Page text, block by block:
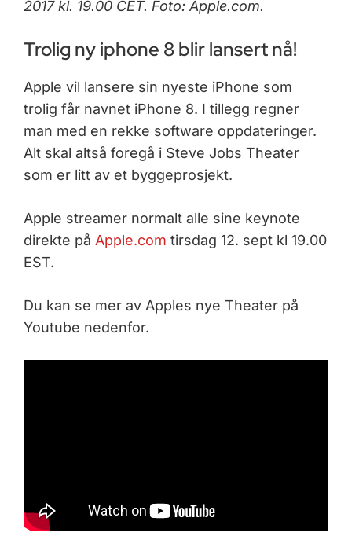
2017 kl. 19.00 CET. Foto: Apple.com.
Trolig ny iphone 8 blir lansert nå!
Apple vil lansere sin nyeste iPhone som
trolig får navnet iPhone 8. I tillegg regner
man med en rekke software oppdateringer.
Alt skal altså foregå i Steve Jobs Theater
som er litt av et byggeprosjekt.
Apple streamer normalt alle sine keynote
direkte på Apple.com tirsdag 12. sept kl 19.00
EST.
Du kan se mer av Apples nye Theater på
Youtube nedenfor.